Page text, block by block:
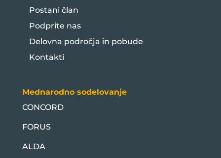
Postani član
Podprite nas
Delovna področja in pobude
Kontakti
Mednarodno sodelovanje
CONCORD
FORUS
ALDA